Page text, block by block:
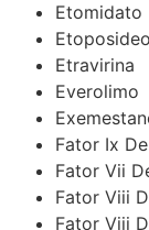
Etomidato
Etoposideo
Etravirina
Everolimo
Fator Ix
Fator Vii
Fator Viii
Fator Viii